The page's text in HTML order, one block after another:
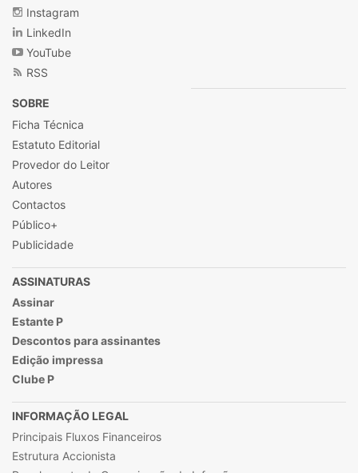
Instagram
LinkedIn
YouTube
RSS
SOBRE
Ficha Técnica
Estatuto Editorial
Provedor do Leitor
Autores
Contactos
Público+
Publicidade
ASSINATURAS
Assinar
Estante P
Descontos para assinantes
Edição impressa
Clube P
INFORMAÇÃO LEGAL
Principais Fluxos Financeiros
Estrutura Accionista